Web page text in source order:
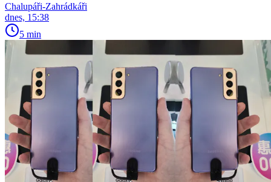
Chalupáři-Zahrádkáři
dnes, 15:38
5 min